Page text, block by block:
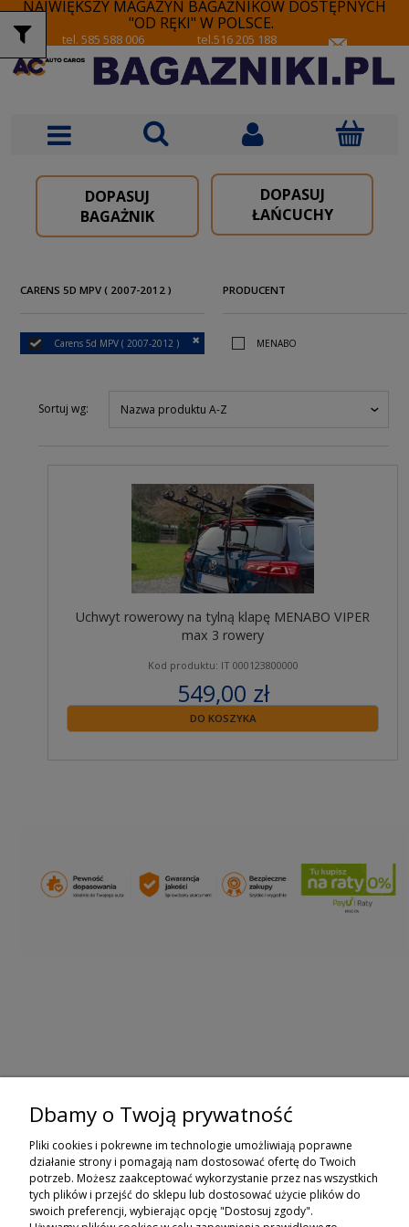
NAJWIĘKSZY MAGAZYN BAGAŻNIKÓW DOSTĘPNYCH
"OD RĘKI" W POLSCE.
tel. 585 588 006 tel.516 205 188
DOPASUJ
BAGAŻNIK
DOPASUJ
ŁAŃCUCHY
CARENS 5D MPV ( 2007-2012 )
Carens 5d MPV ( 2007-2012 )
PRODUCENT
MENABO
Sortuj wg: Nazwa produktu A-Z
Uchwyt rowerowy na tylną klapę MENABO VIPER
max 3 rowery
Kod produktu: IT 000123800000
549,00 zł
zawiera 23% VAT
DO KOSZYKA
ZAPISZ SIĘ DO NEWSLETTERA
ZAPISZ SIĘ
ZAKUPY
Dbamy o Twoją prywatność
Pliki cookies i pokrewne im technologie umożliwiają poprawne
działanie strony i pomagają nam dostosować ofertę do Twoich
potrzeb. Możesz zaakceptować wykorzystanie przez nas wszystkich
tych plików i przejść do sklepu lub dostosować użycie plików do
swoich preferencji, wybierając opcję "Dostosuj zgody".